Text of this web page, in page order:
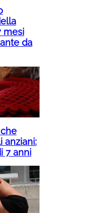
mesi
da
anziani:
7 anni